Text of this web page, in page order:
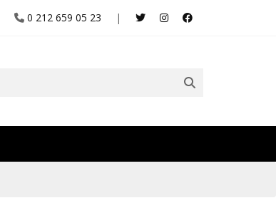
|
0 212 659 05 23